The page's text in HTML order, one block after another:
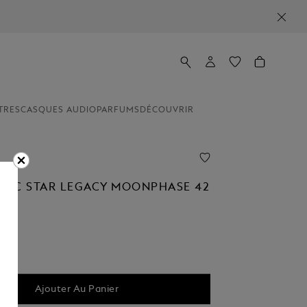
CASQUES AUDIO PARFUMS DÉCOUVRIR
STAR LEGACY MOONPHASE 42
Ajouter Au Panier